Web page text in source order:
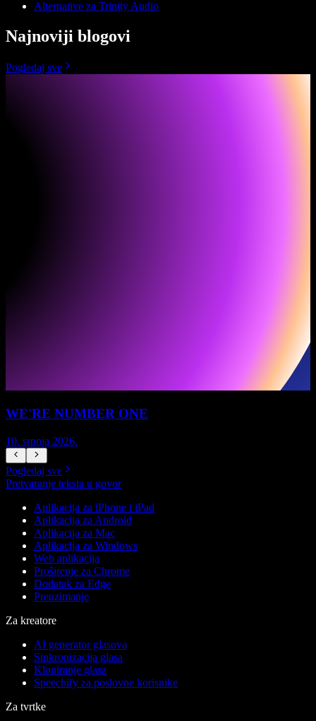
Alternative za Trinity Audio
Najnoviji blogovi
Pogledaj sve
WE'RE NUMBER ONE
10. srpnja 2026.
Pogledaj sve
Pretvaranje teksta u govor
Aplikacija za iPhone i iPad
Aplikacija za Android
Aplikacija za Mac
Aplikacija za Windows
Web aplikacija
Proširenje za Chrome
Dodatak za Edge
Preuzimanje
Za kreatore
AI generator glasova
Sinkronizacija glasa
Kloniranje glasa
Speechify za poslovne korisnike
Za tvrtke